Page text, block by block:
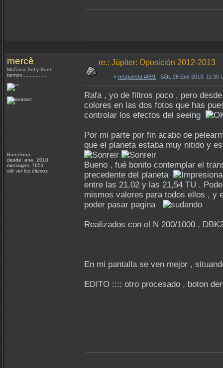
mercè
Mañana Sol y Buen
tiempo................
Barcelona
desde: ene, 2010
mensajes: 7653
clik ver los últimos
re.: Júpiter: Oposición 2012-2013
« respuesta #691 : Sáb, 26 Ene 2013, 11:30
Rafa , yo de filtros poco , pero
colores en las dos fotos que has
controlar los efectos del seeing
Por mi parte por fin acabo de
que el planeta estaba muy nitido y
Bueno , fué bonito contemplar el
precedente del planeta
entre las 21,02 y las 21,54 TU .
mismos valores para todos ellos , y
poder pasar pagina
Realizados con el N 200/1000 ,
En mi pantalla se ven mejor ,
EDITO :::: otro procesado , boton